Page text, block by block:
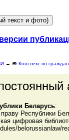
→ Конспект по
Беларусь:
Республики
цифровая
belorussianlaw/